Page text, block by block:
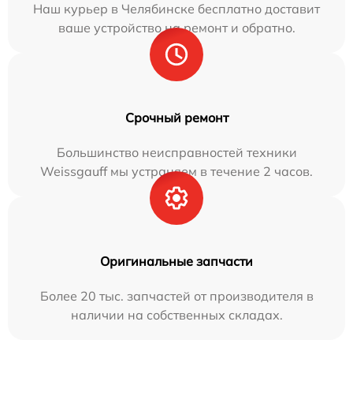
Наш курьер в Челябинске бесплатно доставит
ваше устройство на ремонт и обратно.
Срочный ремонт
Большинство неисправностей техники
Weissgauff мы устраняем в течение 2 часов.
Оригинальные запчасти
Более 20 тыс. запчастей от производителя в
наличии на собственных складах.